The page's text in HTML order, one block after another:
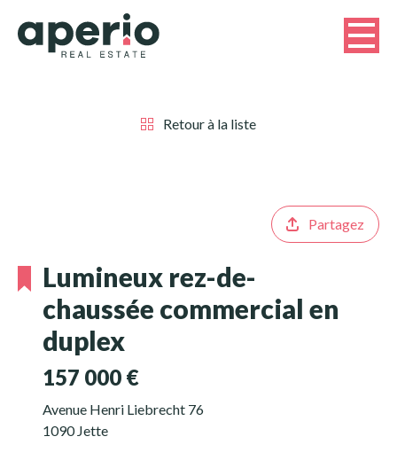
Retour à la liste
Partagez
Lumineux rez-de-
chaussée commercial en
duplex
157 000 €
Avenue Henri Liebrecht 76
1090 Jette